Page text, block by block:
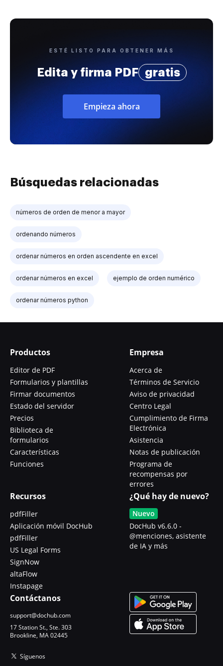
ESTÉ LISTO PARA OBTENER MÁS
Edita y firma PDF gratis
Empieza ahora
Búsquedas relacionadas
números de orden de menor a mayor
ordenando números
ordenar números en orden ascendente en excel
ordenar números en excel ejemplo de orden numérico
ordenar números python
Productos
Editor de PDF
Formularios y plantillas
Firmar documentos
Estado del servidor
Precios
Biblioteca de
formularios
Características
Funciones
Empresa
Acerca de
Términos de Servicio
Aviso de privacidad
Centro Legal
Cumplimiento de Firma
Electrónica
Asistencia
Notas de publicación
Programa de
recompensas por
errores
Recursos
pdfFiller
Aplicación móvil DocHub
pdfFiller
US Legal Forms
SignNow
altaFlow
Instapage
¿Qué hay de nuevo?
Nuevo
DocHub v6.6.0 -
@menciones, asistente
de IA y más
Contáctanos
support@dochub.com
17 Station St., Ste. 303
Brookline, MA 02445
Síguenos